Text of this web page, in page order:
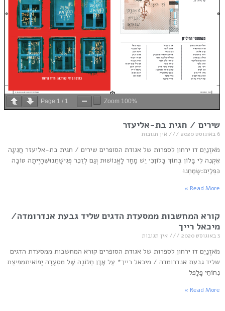
Page 1 / 1 Zoom 100%
שירים / חגית בת-אליעזר
6 באוגוסט 2020 אין תגובות
מֹאזְנַיִם דו ירחון לספרות של אגודת הסופרים שירים / חגית בת-אליעזר חֲגִיגָה
אֶקְנֶה לִי בָּלוֹן בְּתוֹךְ בָּלוֹןכִּי יֵשׁ מָחָר לָאֱנוֹשׁוּת וְגַם לְזֵכֶר פְּגִישָׁתֵנוּשֶׁהָיְיתָה טוֹבָה
כִּפְלַיִם:שָׂמַחְנוּ
Read More »
קורא המחשבות ממסעדת הדגים שליד גבעת אנדרומדה/
מיכאל רייך
3 באוגוסט 2020 אין תגובות
מֹאזְנַיִם דו ירחון לספרות של אגודת הסופרים קורא המחשבות ממסעדת הדגים
שליד גבעת אנדרומדה / מיכאל רייך* עַל אֶדֶן חַלּוֹנָהּ שֶׁל מִסְעָדָה יָפוֹאִיתמֵפִיצַת
נִחוֹחֵי פָלָפֶל
Read More »